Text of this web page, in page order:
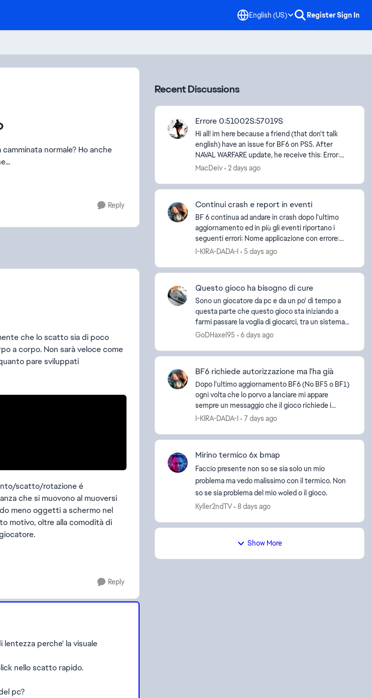
English (US) RegisterSign In
Reply
che lo scatto sia di poco
a corpo. Non sarà veloce come
pare sviluppati
scatto/rotazione é
che si muovono al muoversi
meno oggetti a schermo nel
motivo, oltre alla comodità di
Reply
lentezza perche' la visuale
nello scatto rapido.
pc?
Recent Discussions
Errore 0:51002S:57019S
Hi all! im here because a friend (that don't talk
english) have an issue for BF6 on PS5. After
NAVAL WARFARE update, he receive this: Error:
0:51002S:57019S Someone have any solution? he
MacDeiv 2 days ago
Continui crash e report in eventi
BF 6 continua ad andare in crash dopo l'ultimo
aggiornamento ed in più gli eventi riportano i
seguenti errori: Nome applicazione con errore:
EAGEP.exe, versione: 13.743.0.6256, timestamp:
I-KIRA-DADA-I 5 days ago
Questo gioco ha bisogno di cure
Sono un giocatore da pc e da un po' di tempo a
questa parte che questo gioco sta iniziando a
farmi passare la voglia di giocarci, tra un sistema
di skill base matchmaking che non funziona e un
GoDHaxel95 6 days ago
BF6 richiede autorizzazione ma l'ha già
Dopo l'ultimo aggiornamento BF6 (No BF5 o BF1)
ogni volta che lo porvo a lanciare mi appare
sempre un messaggio che il gioco richiede i
privilegi di amministratore e se voglio autorizzare
I-KIRA-DADA-I 7 days ago
Mirino termico 6x bmap
Faccio presente non so se sia solo un mio
problema ma vedo malissimo con il termico. Non
so se sia problema del mio woled o il gioco.
Kyller2ndTV
8 days ago
Show More